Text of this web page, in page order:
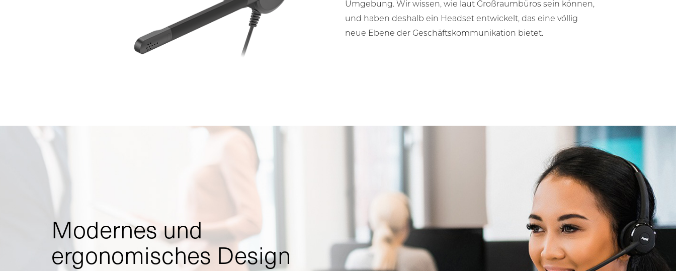
Umgebung. Wir wissen, wie laut Großraumbüros sein können,
und haben deshalb ein Headset entwickelt, das eine völlig
neue Ebene der Geschäftskommunikation bietet.
Modernes und
ergonomisches Design